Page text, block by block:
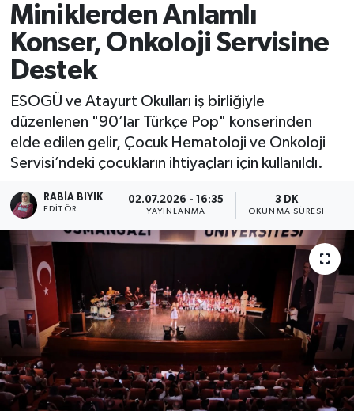
Miniklerden Anlamlı
Konser, Onkoloji Servisine
Destek
ESOGÜ ve Atayurt Okulları iş birliğiyle
düzenlenen "90’lar Türkçe Pop" konserinden
elde edilen gelir, Çocuk Hematoloji ve Onkoloji
Servisi’ndeki çocukların ihtiyaçları için kullanıldı.
RABIA BIYIK
EDITÖR
02.07.2026 - 16:35
YAYINLANMA
3 DK
OKUNMA SÜRESI
Süper Lig Puan Durumu ve Fikstür
Tüm Manşetler
Son Dakika Haberleri
Haber Arşivi